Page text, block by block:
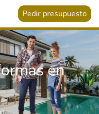
Pedir presupuesto
en